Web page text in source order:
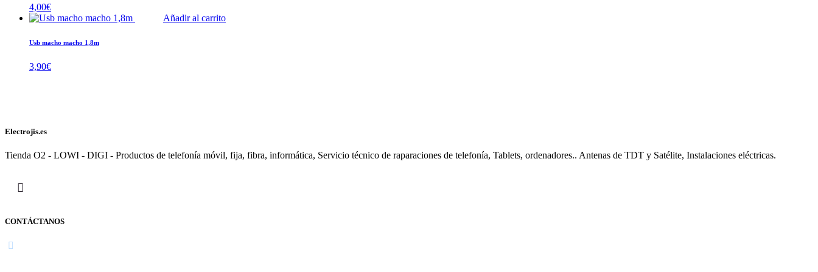
4,00€
Añadir al carrito
Usb macho macho 1,8m
3,90€
Electrojis.es
Tienda O2 - LOWI - DIGI - Productos de telefonía móvil, fija, fibra, informática, Servicio técnico de raparaciones de telefonía, Tablets, ordenadores.. Antenas de TDT y Satélite, Instalaciones eléctricas.
CONTÁCTANOS